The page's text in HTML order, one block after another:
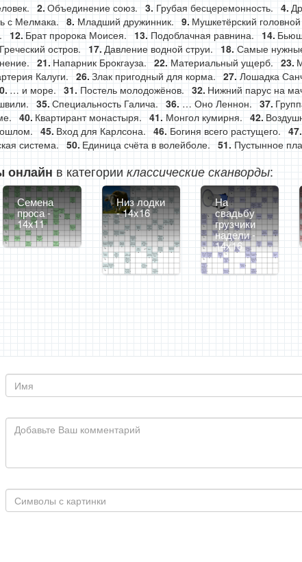
Объединение союз. Грубая бесцеремонность.
с Мелмака. Младший дружинник. Мушкетёрский
Брат пророка Моисея. Подоблачная равнина.
Греческий остров. Давление водной струи. Самые
Напарник Брокгауза. Материальный ущерб.
Калуги. Злак пригодный для корма. Лошадка
… и море. Постель молодожёнов. Нижний парус на
Специальность Галича. … Оно Леннон.
Квартирант монастыря. Монгол кумирня.
Вход для Карлсона. Богиня всего растущего.
система. Единица счёта в волейболе. Пустынное
онлайн в категории классические сканворды:
Семена
проса -
14x11
Низ лодки
- 14x16
На
свадьбу
грузчики
надели -
14x16